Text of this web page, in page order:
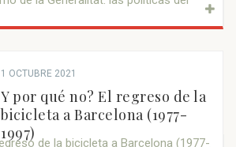
1 OCTUBRE 2021
Y por qué no? El regreso de la
bicicleta a Barcelona (1977-
1997)